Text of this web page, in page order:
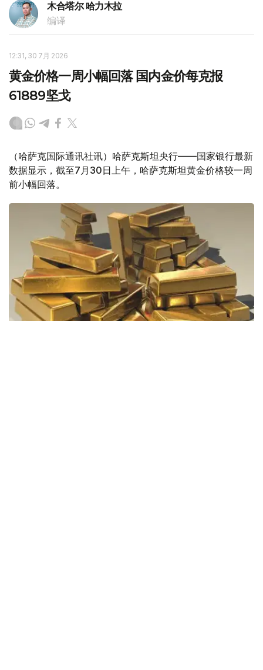
木合塔尔 哈力木拉
编译
12:31, 30 7月 2026
黄金价格一周小幅回落 国内金价每克报
61889坚戈
（哈萨克国际通讯社讯）哈萨克斯坦央行——国家银行最新
数据显示，截至7月30日上午，哈萨克斯坦黄金价格较一周
前小幅回落。